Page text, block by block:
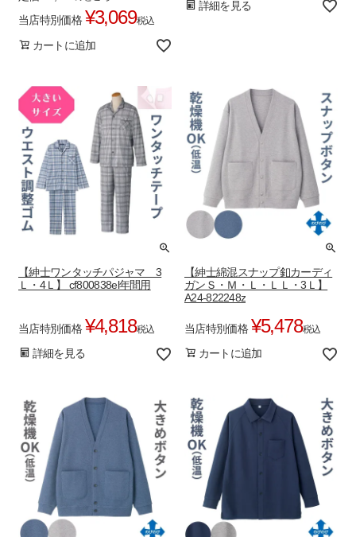
当店特別価格 ¥3,069税込
カートに追加
詳細を見る
【紳士ワンタッチパジャマ 3
Ｌ・4Ｌ】 cf800838el年間用
当店特別価格 ¥4,818税込
詳細を見る
【紳士綿混スナップ釦カーディ
ガンＳ・Ｍ・Ｌ・ＬＬ・3Ｌ】
A24-822248z
当店特別価格 ¥5,478税込
カートに追加